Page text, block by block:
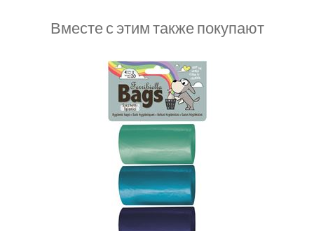
Вместе с этим также покупают